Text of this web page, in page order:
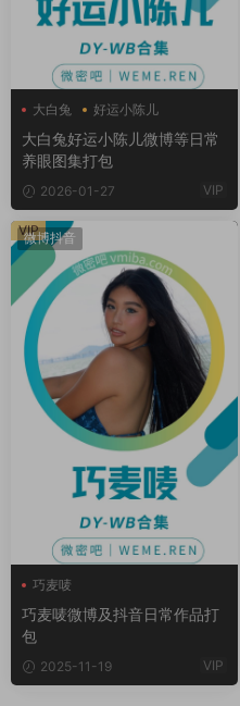
大白兔 好运小陈儿
大白兔好运小陈儿微博等日常
养眼图集打包
2026-01-27 VIP
微博抖音
巧麦唛
巧麦唛微博及抖音日常作品打
包
2025-11-19 VIP
VIP